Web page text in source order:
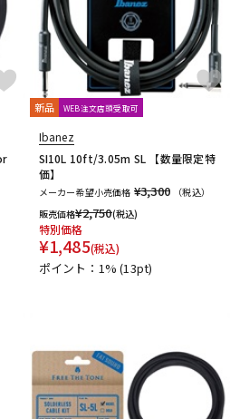
MINI GUITARS
Oihata
Orange ORB
ORCAS
Oyaide P.R.S.
paige
PERRI'S Peterson
Pluginz Keychains
prohands
R.Cocco
RENEGADE
Richter Straps
RIGHTON STRAPS
FORD
Roadie
ROMBO
Ron Ellis Pickups
Schlagwerk Percussion
SEIKO Seki Sound
SEQUENZ
SHRED NECK
SHUBB
新品 WEB注文店頭受取可
Ibanez
SI10L 10ft/3.05m SL 【数量限定特
価】
メーカー希望小売価格 ¥3,300
（税込）
販売価格¥2,750(税込)
特別価格
¥1,485(税込)
ポイント：1%(13pt)